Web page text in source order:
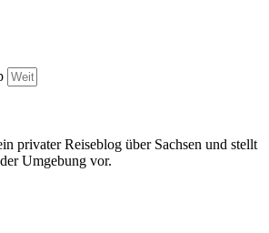
privater Reiseblog über Sachsen und stellt
Umgebung vor.